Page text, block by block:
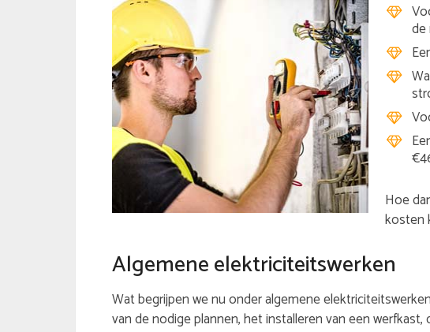
de
Hoe
kosten
Algemene elektriciteitswerken
Wat begrijpen we nu onder algemene
van de nodige plannen, het installeren van een